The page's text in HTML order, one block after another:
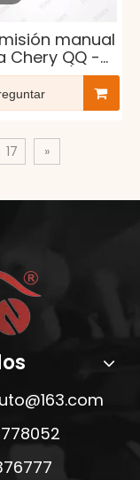
manual
Chery QQ -
372/472
17 »